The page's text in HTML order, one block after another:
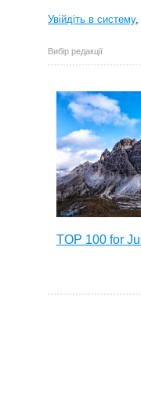
Увійдіть в систему,
Вибір редакції
TOP 100 for